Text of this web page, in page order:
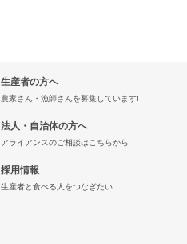
生産者の方へ
農家さん・漁師さんを募集しています!
法人・自治体の方へ
アライアンスのご相談はこちらから
採用情報
生産者と食べる人をつなぎたい